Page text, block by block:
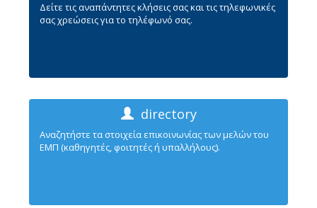
Δείτε τις αναπάντητες κλήσεις σας και τις τηλεφωνικές
σας χρεώσεις για το τηλέφωνό σας.
directory
Αναζητήστε τα στοιχεία επικοινωνίας των μελών του
ΕΜΠ (καθηγητές, φοιτητές ή υπαλλήλους).